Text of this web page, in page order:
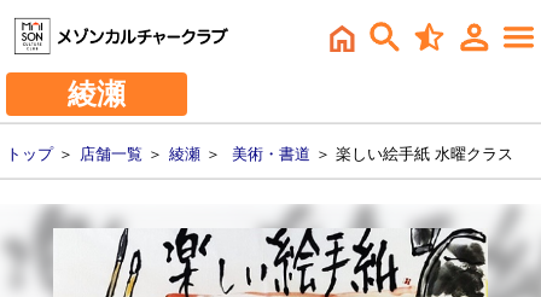
綾瀬
トップ＞ 店舗一覧 ＞ 綾瀬 ＞ 美術・書道 ＞ 楽しい絵手紙 水曜クラス